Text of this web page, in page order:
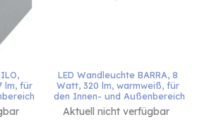
lm, für
LED Wandleuchte BARRA, 8
Watt, 320 lm, warmweiß, für
den Innen- und Außenbereich
Aktuell nicht verfügbar